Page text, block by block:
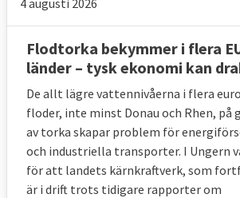
Flodtorka bekymmer i flera
länder – tysk ekonomi kan
De allt lägre vattennivåerna i flera
floder, inte minst Donau och Rhen, på
av torka skapar problem för
och industriella transporter. I Ungern
för att landets kärnkraftverk, som
är i drift trots tidigare rapporter om